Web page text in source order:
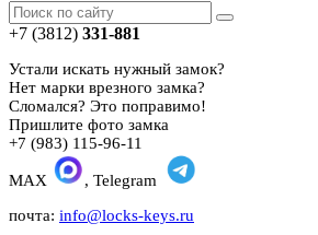
+7 (3812) 331-881
Устали искать нужный замок?
Нет марки врезного замка?
Сломался? Это поправимо!
Пришлите фото замка
+7 (983) 115-96-11
MAX
, Telegram
почта: info@locks-keys.ru